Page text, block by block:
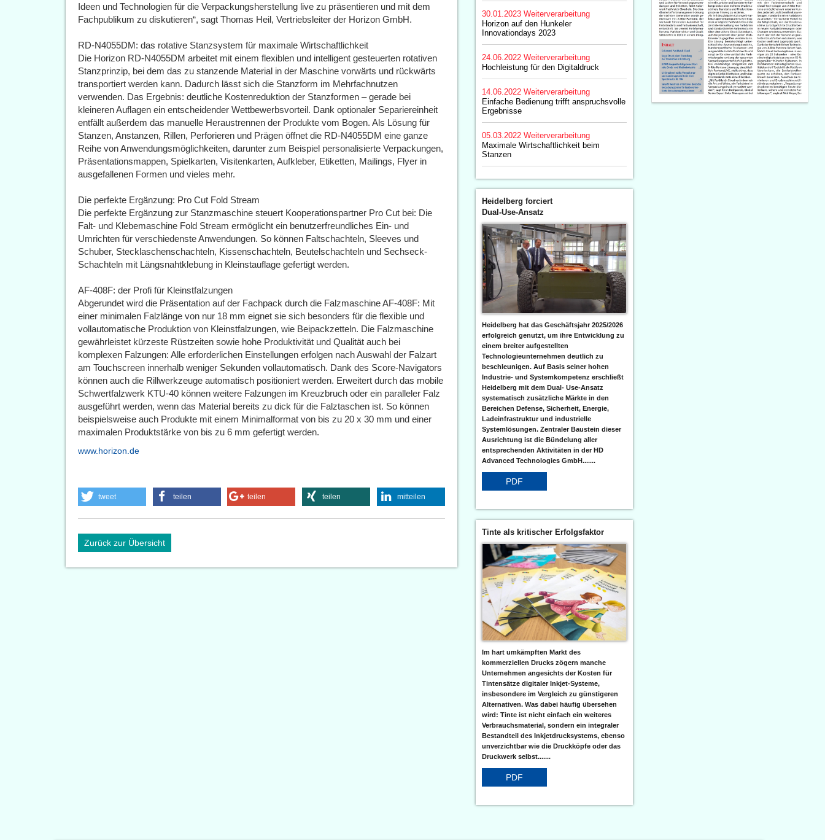
Ideen und Technologien für die Verpackungsherstellung live zu präsentieren und mit dem
Fachpublikum zu diskutieren“, sagt Thomas Heil, Vertriebsleiter der Horizon GmbH.
RD-N4055DM: das rotative Stanzsystem für maximale Wirtschaftlichkeit
Die Horizon RD-N4055DM arbeitet mit einem flexiblen und intelligent gesteuerten rotativen
Stanzprinzip, bei dem das zu stanzende Material in der Maschine vorwärts und rückwärts
transportiert werden kann. Dadurch lässt sich die Stanzform im Mehrfachnutzen
verwenden. Das Ergebnis: deutliche Kostenreduktion der Stanzformen – gerade bei
kleineren Auflagen ein entscheidender Wettbewerbsvorteil. Dank optionaler Separiereinheit
entfällt außerdem das manuelle Heraustrennen der Produkte vom Bogen. Als Lösung für
Stanzen, Anstanzen, Rillen, Perforieren und Prägen öffnet die RD-N4055DM eine ganze
Reihe von Anwendungsmöglichkeiten, darunter zum Beispiel personalisierte Verpackungen,
Präsentationsmappen, Spielkarten, Visitenkarten, Aufkleber, Etiketten, Mailings, Flyer in
ausgefallenen Formen und vieles mehr.
Die perfekte Ergänzung: Pro Cut Fold Stream
Die perfekte Ergänzung zur Stanzmaschine steuert Kooperationspartner Pro Cut bei: Die
Falt- und Klebemaschine Fold Stream ermöglicht ein benutzerfreundliches Ein- und
Umrichten für verschiedenste Anwendungen. So können Faltschachteln, Sleeves und
Schuber, Stecklaschenschachteln, Kissenschachteln, Beutelschachteln und Sechseck-
Schachteln mit Längsnahtklebung in Kleinstauflage gefertigt werden.
AF-408F: der Profi für Kleinstfalzungen
Abgerundet wird die Präsentation auf der Fachpack durch die Falzmaschine AF-408F: Mit
einer minimalen Falzlänge von nur 18 mm eignet sie sich besonders für die flexible und
vollautomatische Produktion von Kleinstfalzungen, wie Beipackzetteln. Die Falzmaschine
gewährleistet kürzeste Rüstzeiten sowie hohe Produktivität und Qualität auch bei
komplexen Falzungen: Alle erforderlichen Einstellungen erfolgen nach Auswahl der Falzart
am Touchscreen innerhalb weniger Sekunden vollautomatisch. Dank des Score-Navigators
können auch die Rillwerkzeuge automatisch positioniert werden. Erweitert durch das mobile
Schwertfalzwerk KTU-40 können weitere Falzungen im Kreuzbruch oder ein paralleler Falz
ausgeführt werden, wenn das Material bereits zu dick für die Falztaschen ist. So können
beispielsweise auch Produkte mit einem Minimalformat von bis zu 20 x 30 mm und einer
maximalen Produktstärke von bis zu 6 mm gefertigt werden.
www.horizon.de
tweet teilen teilen teilen mitteilen
Zurück zur Übersicht
30.01.2023 Weiterverarbeitung
Horizon auf den Hunkeler
Innovationdays 2023
24.06.2022 Weiterverarbeitung
Hochleistung für den Digitaldruck
14.06.2022 Weiterverarbeitung
Einfache Bedienung trifft anspruchsvolle
Ergebnisse
05.03.2022 Weiterverarbeitung
Maximale Wirtschaftlichkeit beim
Stanzen
Heidelberg forciert
Dual-Use-Ansatz
Heidelberg hat das Geschäftsjahr 2025/2026
erfolgreich genutzt, um ihre Entwicklung zu
einem breiter aufgestellten
Technologieunternehmen deutlich zu
beschleunigen. Auf Basis seiner hohen
Industrie- und Systemkompetenz erschließt
Heidelberg mit dem Dual- Use-Ansatz
systematisch zusätzliche Märkte in den
Bereichen Defense, Sicherheit, Energie,
Ladeinfrastruktur und industrielle
Systemlösungen. Zentraler Baustein dieser
Ausrichtung ist die Bündelung aller
entsprechenden Aktivitäten in der HD
Advanced Technologies GmbH.......
PDF
Tinte als kritischer Erfolgsfaktor
Im hart umkämpften Markt des
kommerziellen Drucks zögern manche
Unternehmen angesichts der Kosten für
Tintensätze digitaler Inkjet-Systeme,
insbesondere im Vergleich zu günstigeren
Alternativen. Was dabei häufig übersehen
wird: Tinte ist nicht einfach ein weiteres
Verbrauchsmaterial, sondern ein integraler
Bestandteil des Inkjetdrucksystems, ebenso
unverzichtbar wie die Druckköpfe oder das
Druckwerk selbst.......
PDF